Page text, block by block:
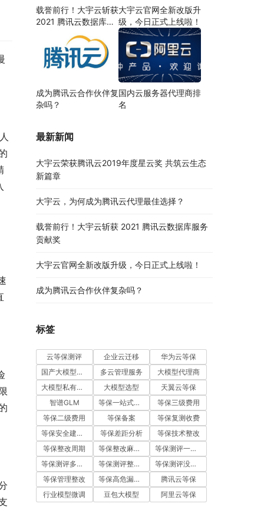
载誉前行！大宇云斩获
2021 腾讯云数据库服
大宇云官网全新改版升
级，今日正式上线啦！
成为腾讯云合作伙伴复
杂吗？
国内云服务器代理商排
名
最新新闻
大宇云荣获腾讯云2019年度星云奖 共筑云生态
新篇章
大宇云，为何成为腾讯云代理最佳选择？
载誉前行！大宇云斩获 2021 腾讯云数据库服务
贡献奖
大宇云官网全新改版升级，今日正式上线啦！
成为腾讯云合作伙伴复杂吗？
标签
云等保测评 企业云迁移
华为云等保
国产大模型五强
多云管理服务
大模型代理商
大模型私有化部署
大模型选型
天翼云等保
智谱GLM
等保一站式服务
等保三级费用
等保二级费用
等保备案
等保复测收费
等保安全建设费用
等保差距分析
等保技术整改
等保整改周期
等保整改麻烦吗
等保测评一次通过
等保测评多少钱
等保测评整改费用
等保测评没通过怎么办
等保管理整改
等保高危漏洞整改
腾讯云等保
行业模型微调
豆包大模型 阿里云等保